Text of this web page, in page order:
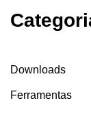
Downloads
Ferramentas